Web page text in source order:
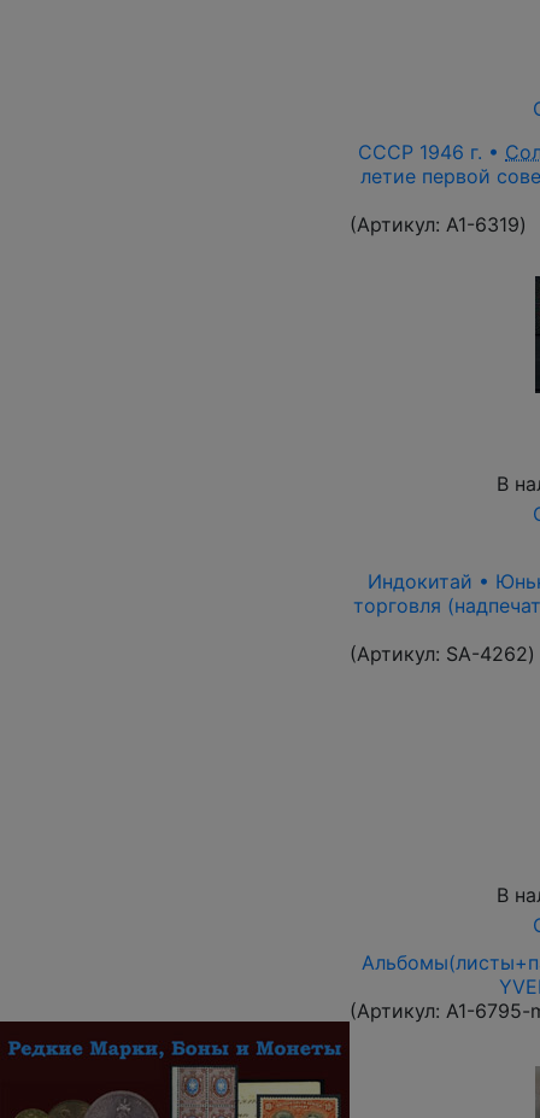
СССР 1946 г. •
летие первой
(Артикул: A1-6319)
В
Индокитай •
торговля
(Артикул: SA-4262)
В
(Артикул: A1-6795-